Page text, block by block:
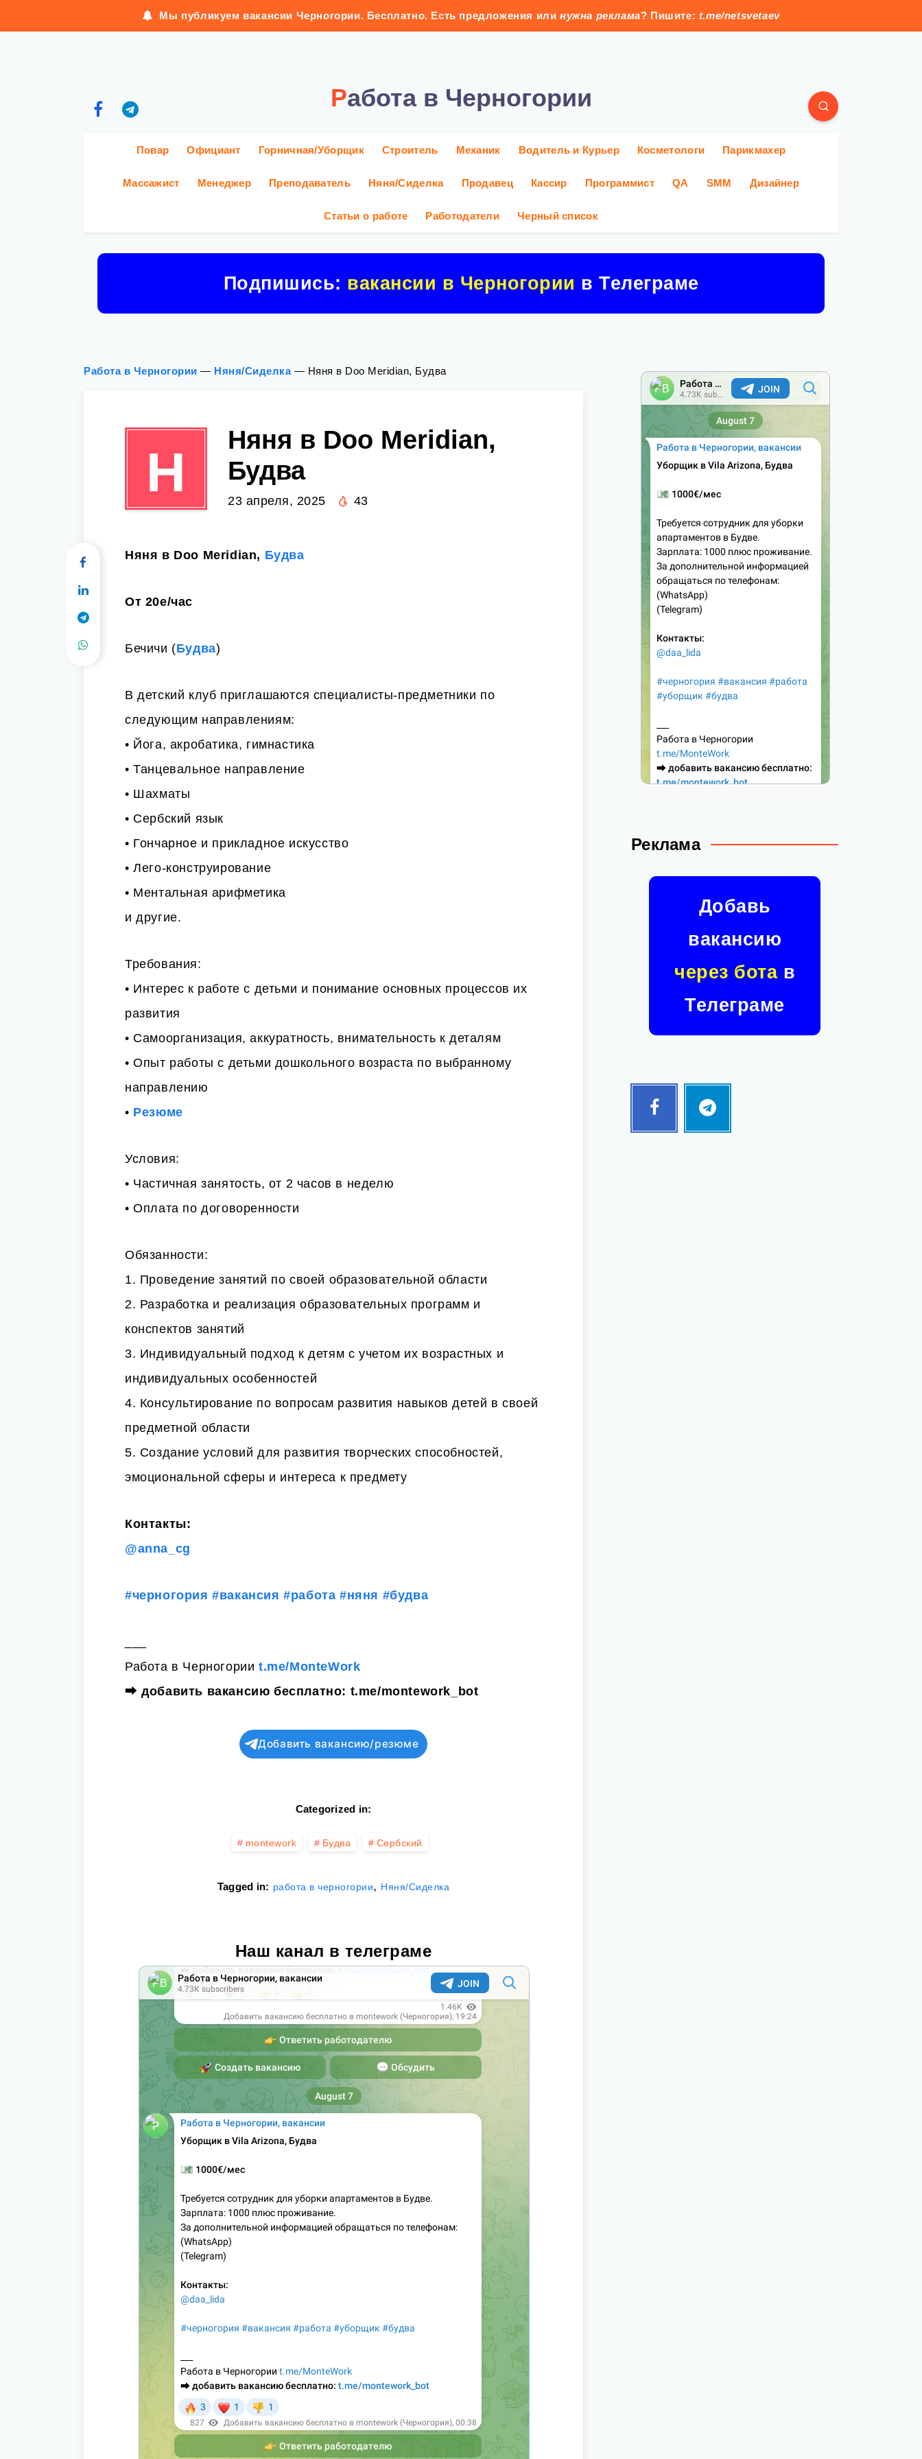
Мы публикуем вакансии Черногории. Бесплатно. Есть предложения или нужна реклама? Пишите: t.me/netsvetaev
Работа в Черногории
Повар Официант Горничная/Уборщик Строитель Механик Водитель и Курьер Косметологи Парикмахер
Массажист Менеджер Преподаватель Няня/Сиделка Продавец Кассир Программист QA SMM Дизайнер
Статьи о работе Работодатели Черный список
Подпишись: вакансии в Черногории в Телеграме
Работа в Черногории — Няня/Сиделка— Няня в Doo Meridian, Будва
Н
Няня в Doo Meridian,
Будва
23 апреля, 2025 43
Няня в Doo Meridian, Будва
От 20е/час
Бечичи (Будва)
В детский клуб приглашаются специалисты-предметники по
следующим направлениям:
• Йога, акробатика, гимнастика
• Танцевальное направление
• Шахматы
• Сербский язык
• Гончарное и прикладное искусство
• Лего-конструирование
• Ментальная арифметика
и другие.
Требования:
• Интерес к работе с детьми и понимание основных процессов их
развития
• Самоорганизация, аккуратность, внимательность к деталям
• Опыт работы с детьми дошкольного возраста по выбранному
направлению
• Резюме
Условия:
• Частичная занятость, от 2 часов в неделю
• Оплата по договоренности
Обязанности:
1. Проведение занятий по своей образовательной области
2. Разработка и реализация образовательных программ и
конспектов занятий
3. Индивидуальный подход к детям с учетом их возрастных и
индивидуальных особенностей
4. Консультирование по вопросам развития навыков детей в своей
предметной области
5. Создание условий для развития творческих способностей,
эмоциональной сферы и интереса к предмету
Контакты:
@anna_cg
#черногория #вакансия #работа #няня #будва
Работа в Черногории t.me/MonteWork
⮕добавить вакансию бесплатно: t.me/montework_bot
Добавить вакансию/резюме
Categorized in:
montework Будва Сербский
Tagged in: работа в черногории, Няня/Сиделка
Наш канал в телеграме
Реклама
Добавь
вакансию
через ботав
Телеграме
Facebook
Follow
Telegram
Follow